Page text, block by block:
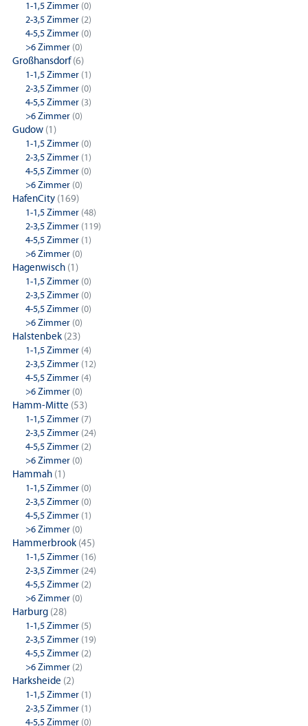
1-1,5 Zimmer (0)
2-3,5 Zimmer (2)
4-5,5 Zimmer (0)
>6 Zimmer (0)
Großhansdorf(6)
1-1,5 Zimmer (1)
2-3,5 Zimmer (0)
4-5,5 Zimmer (3)
>6 Zimmer (0)
Gudow (1)
1-1,5 Zimmer (0)
2-3,5 Zimmer (1)
4-5,5 Zimmer (0)
>6 Zimmer (0)
HafenCity (169)
1-1,5 Zimmer (48)
2-3,5 Zimmer (119)
4-5,5 Zimmer (1)
>6 Zimmer (0)
Hagenwisch (1)
1-1,5 Zimmer (0)
2-3,5 Zimmer (0)
4-5,5 Zimmer (0)
>6 Zimmer (0)
Halstenbek (23)
1-1,5 Zimmer (4)
2-3,5 Zimmer (12)
4-5,5 Zimmer (4)
>6 Zimmer (0)
Hamm-Mitte (53)
1-1,5 Zimmer (7)
2-3,5 Zimmer (24)
4-5,5 Zimmer (2)
>6 Zimmer (0)
Hammah (1)
1-1,5 Zimmer (0)
2-3,5 Zimmer (0)
4-5,5 Zimmer (1)
>6 Zimmer (0)
Hammerbrook (45)
1-1,5 Zimmer (16)
2-3,5 Zimmer (24)
4-5,5 Zimmer (2)
>6 Zimmer (0)
Harburg (28)
1-1,5 Zimmer (5)
2-3,5 Zimmer (19)
4-5,5 Zimmer (2)
>6 Zimmer (2)
Harksheide (2)
1-1,5 Zimmer (1)
2-3,5 Zimmer (1)
4-5,5 Zimmer (0)